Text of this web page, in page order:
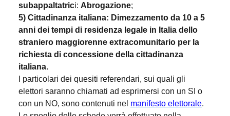
subappaltatrici: Abrogazione;
5) Cittadinanza italiana: Dimezzamento da 10 a 5
anni dei tempi di residenza legale in Italia dello
straniero maggiorenne extracomunitario per la
richiesta di concessione della cittadinanza
italiana.
I particolari dei quesiti referendari, sui quali gli
elettori saranno chiamati ad esprimersi con un SI o
con un NO, sono contenuti nel manifesto elettorale.